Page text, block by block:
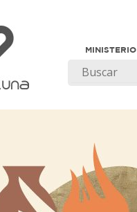
MINISTERIO